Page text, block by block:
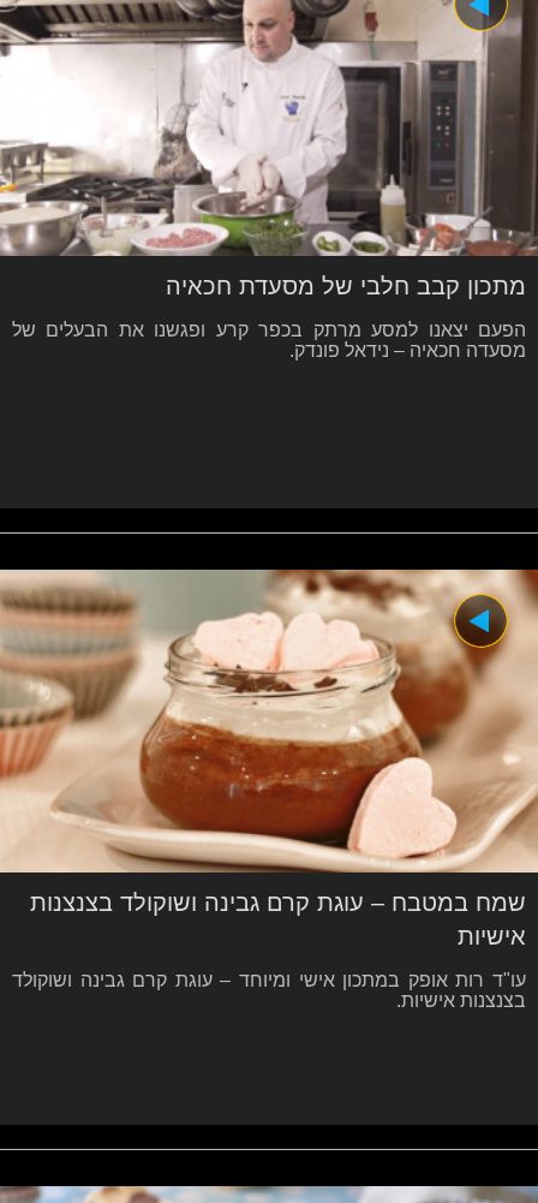
מתכון קבב חלבי של מסעדת חכאיה
הפעם יצאנו למסע מרתק בכפר קרע ופגשנו את הבעלים של
מסעדה חכאיה – נידאל פונדק.
שמח במטבח – עוגת קרם גבינה ושוקולד בצנצנות
אישיות
עו"ד רות אופק במתכון אישי ומיוחד – עוגת קרם גבינה ושוקולד
בצנצנות אישיות.